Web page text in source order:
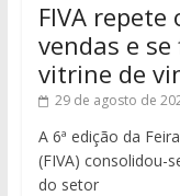
FIVA
vendas e
vitrine de
29 de agosto de
A 6ª edição da
(FIVA) consolidou-
do setor